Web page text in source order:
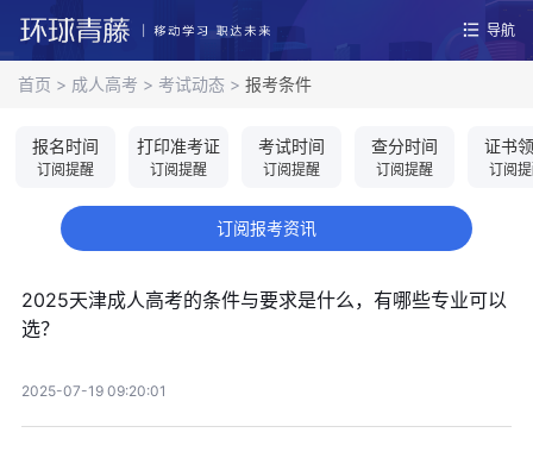
导航
首页 > 成人高考 > 考试动态 > 报考条件
报名时间
订阅提醒
打印准考证
订阅提醒
考试时间
订阅提醒
查分时间
订阅提醒
证书
订阅
订阅报考资讯
2025天津成人高考的条件与要求是什么，有哪些专业可以
选？
2025-07-19 09:20:01